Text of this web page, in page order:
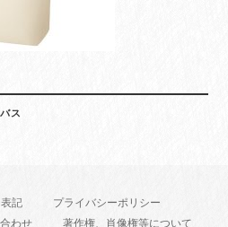
ス
記
プライバシーポリシー
わせ
著作権、肖像権等について